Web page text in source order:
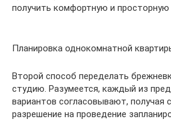
получить комфортную и просторную
Планировка однокомнатной
Второй способ переделать
студию. Разумеется, каждый из
вариантов согласовывают, получая
разрешение на проведение